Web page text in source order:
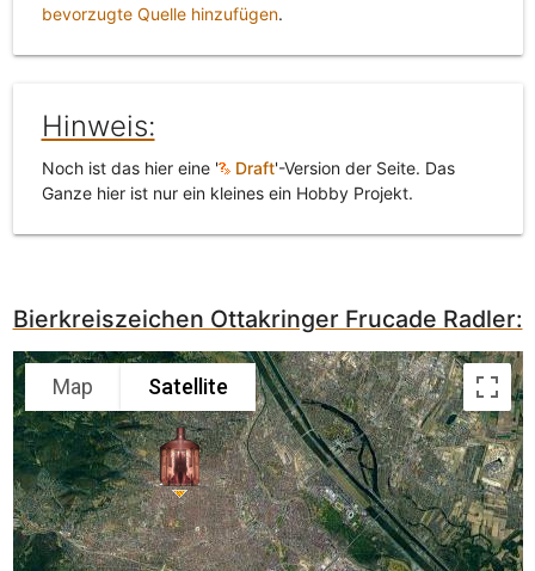
bevorzugte Quelle hinzufügen.
Hinweis:
Noch ist das hier eine ' Draft'-Version der Seite. Das
Ganze hier ist nur ein kleines ein Hobby Projekt.
Bierkreiszeichen Ottakringer Frucade Radler:
Map Satellite